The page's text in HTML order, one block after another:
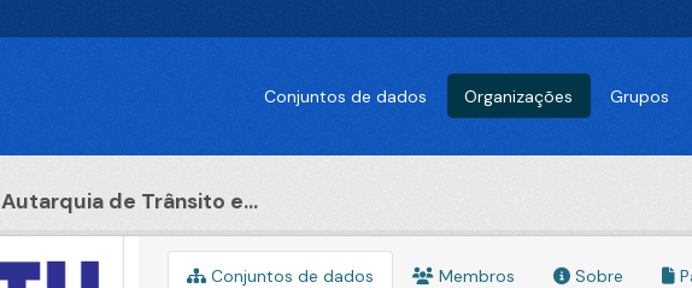
Conjuntos de dados Organizações Grupos
Autarquia de Trânsito e...
Conjuntos de dados Membros Sobre